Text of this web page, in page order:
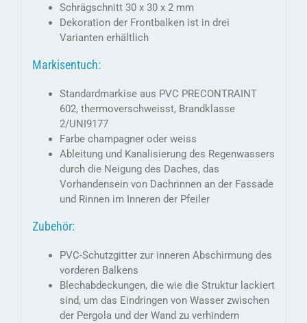
Schrägschnitt 30 x 30 x 2 mm
Dekoration der Frontbalken ist in drei
Varianten erhältlich
Markisentuch:
Standardmarkise aus PVC PRECONTRAINT
602, thermoverschweisst, Brandklasse
2/UNI9177
Farbe champagner oder weiss
Ableitung und Kanalisierung des Regenwassers
durch die Neigung des Daches, das
Vorhandensein von Dachrinnen an der Fassade
und Rinnen im Inneren der Pfeiler
Zubehör:
PVC-Schutzgitter zur inneren Abschirmung des
vorderen Balkens
Blechabdeckungen, die wie die Struktur lackiert
sind, um das Eindringen von Wasser zwischen
der Pergola und der Wand zu verhindern